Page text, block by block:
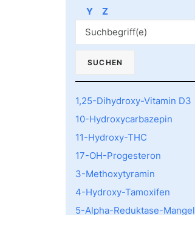
Y
Z
1,25-Dihydroxy-Vitamin D3
10-Hydroxycarbazepin
11-Hydroxy-THC
17-OH-Progesteron
3-Methoxytyramin
4-Hydroxy-Tamoxifen
5-Alpha-Reduktase-Mangel